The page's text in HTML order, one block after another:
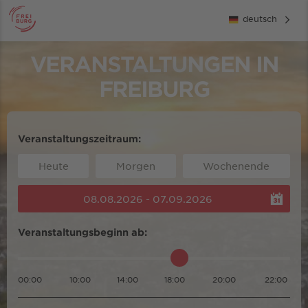
deutsch
VERANSTALTUNGEN IN
FREIBURG
Veranstaltungszeitraum:
Heute Morgen Wochenende
08.08.2026 - 07.09.2026
Veranstaltungsbeginn ab:
00:00 10:00 14:00 18:00 20:00 22:00